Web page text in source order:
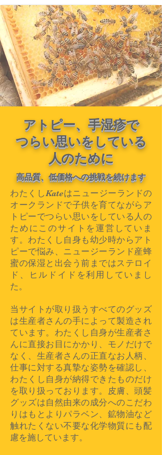
アトピー、手湿疹で
つらい思いをしている
人のために
高品質、低価格への挑戦を続けます
わたくしKateはニュージーランドの
オークランドで子供を育てながらア
トピーでつらい思いをしている人の
ためにこのサイトを運営していま
す。わたくし自身も幼少時からアト
ピーで悩み、ニュージーランド産蜂
蜜の保湿と出会う前まではステロイ
ド、ヒルドイドを利用していまし
た。
当サイトが取り扱うすべてのグッズ
は生産者さんの手によって製造され
ています。わたくし自身が生産者さ
んに直接お目にかかり、モノだけで
なく、生産者さんの正直なお人柄、
仕事に対する真摯な姿勢を確認し、
わたくし自身が納得できたものだけ
を取り扱っております。皮膚、頭髪
グッズは自然由来の成分へのこだわ
りはもとよりパラベン、鉱物油など
触れたくない不要な化学物質にも配
慮を施しています。